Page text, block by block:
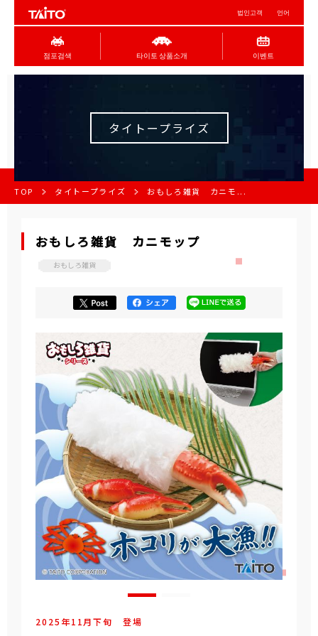
법인고객 언어
점포검색 타이토 상품소개 이벤트
タイトープライズ
TOP タイトープライズ おもしろ雑貨 カニモ...
おもしろ雑貨 カニモップ
おもしろ雑貨
2025年11月下旬 登場